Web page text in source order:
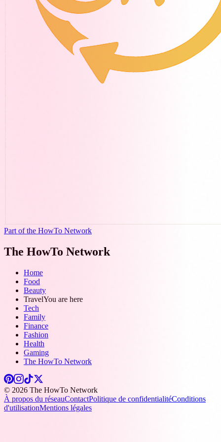
Part of the HowTo Network
The HowTo Network
Home
Food
Beauty
TravelYou are here
Tech
Family
Finance
Fashion
Health
Gaming
The HowTo Network
© 2026 The HowTo Network
À propos du réseauContactPolitique de confidentialitéConditions
d'utilisationMentions légales